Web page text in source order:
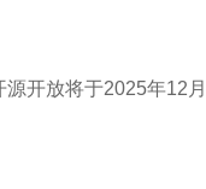
开放将于2025年12